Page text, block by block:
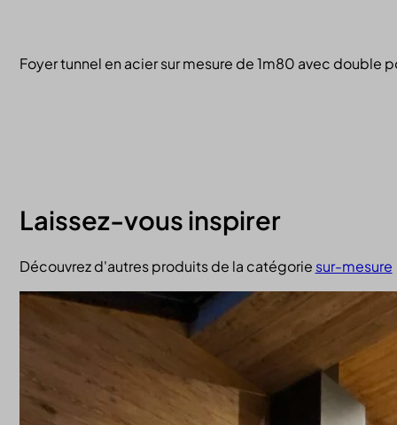
Foyer tunnel en acier sur mesure de 1m80 avec
Laissez-vous inspirer
Découvrez d'autres produits de la catégorie sur-mesure